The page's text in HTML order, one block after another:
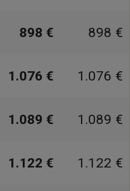
898 € 898 €
1.076 € 1.076 €
1.089 € 1.089 €
1.122 € 1.122 €